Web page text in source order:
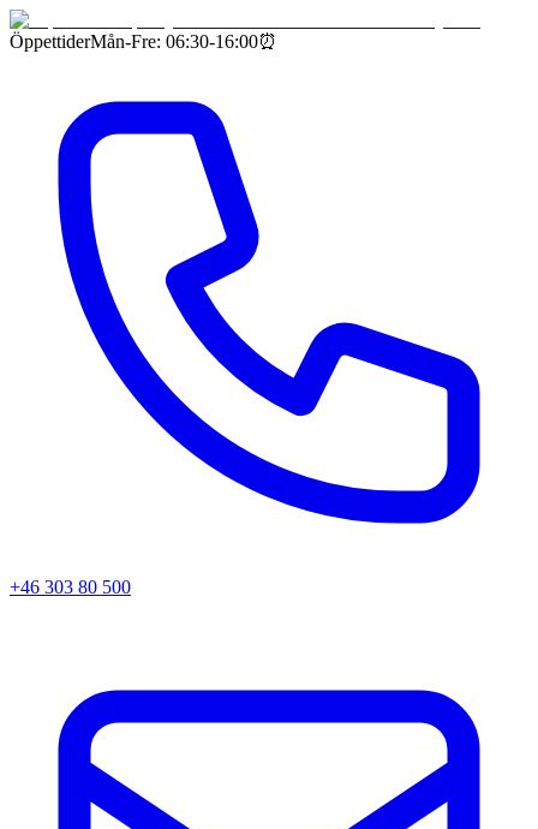
ÖppettiderMån-Fre: 06:30-16:00⏰
+46 303 80 500